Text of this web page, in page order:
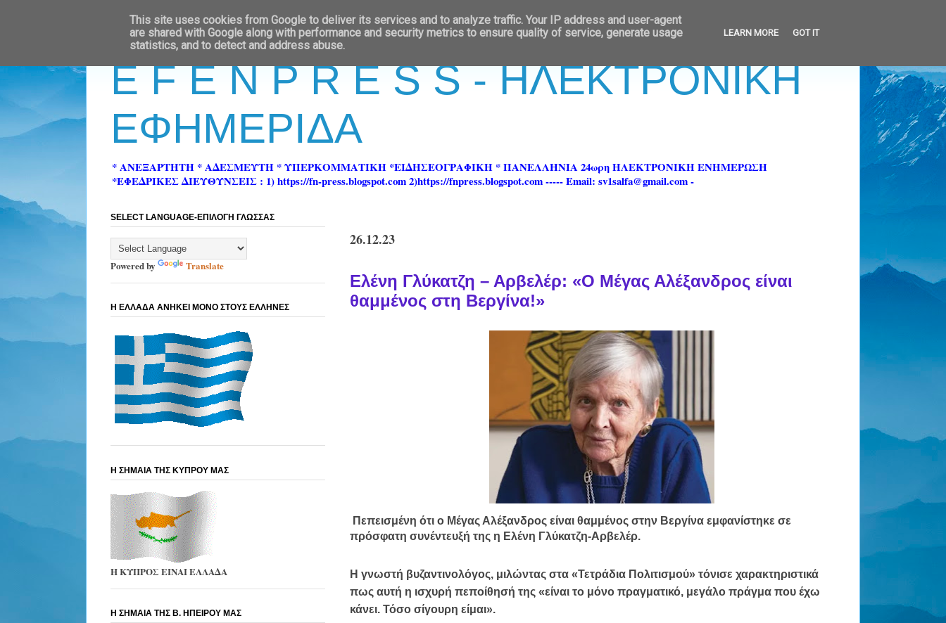
E F E N P R E S S - ΗΛΕΚΤΡΟΝΙΚΗ
ΕΦΗΜΕΡΙΔΑ
* ΑΝΕΞΑΡΤΗΤΗ * ΑΔΕΣΜΕΥΤΗ * ΥΠΕΡΚΟΜΜΑΤΙΚΗ *ΕΙΔΗΣΕΟΓΡΑΦΙΚΗ * ΠΑΝΕΛΛΗΝΙΑ 24ωρη ΗΛΕΚΤΡΟΝΙΚΗ ΕΝΗΜΕΡΩΣΗ
*ΕΦΕΔΡΙΚΕΣ ΔΙΕΥΘΥΝΣΕΙΣ : 1) https://fn-press.blogspot.com 2)https://fnpress.blogspot.com ----- Email: sv1salfa@gmail.com -
26.12.23
Ελένη Γλύκατζη – Αρβελέρ: «Ο Μέγας Αλέξανδρος είναι
θαμμένος στη Βεργίνα!»
Πεπεισμένη ότι ο Μέγας Αλέξανδρος είναι θαμμένος στην Βεργίνα εμφανίστηκε σε
πρόσφατη συνέντευξή της η Ελένη Γλύκατζη-Αρβελέρ.
Η γνωστή βυζαντινολόγος, μιλώντας στα «Τετράδια Πολιτισμού» τόνισε χαρακτηριστικά
πως αυτή η ισχυρή πεποίθησή της «είναι το μόνο πραγματικό, μεγάλο πράγμα που έχω
κάνει. Τόσο σίγουρη είμαι».
SELECT LANGUAGE-ΕΠΙΛΟΓΗ ΓΛΩΣΣΑΣ
Powered by Translate
Η ΕΛΛΑΔΑ ΑΝΗΚΕΙ ΜΟΝΟ ΣΤΟΥΣ ΕΛΛΗΝΕΣ
Η ΣΗΜΑΙΑ ΤΗΣ ΚΥΠΡΟΥ ΜΑΣ
Η ΚΥΠΡΟΣ ΕΙΝΑΙ ΕΛΛΑΔΑ
Η ΣΗΜΑΙΑ ΤΗΣ Β. ΗΠΕΙΡΟΥ ΜΑΣ
This site uses cookies from Google to deliver its services and to analyze traffic. Your IP address and user-agent
are shared with Google along with performance and security metrics to ensure quality of service, generate usage
statistics, and to detect and address abuse.
LEARN MORE GOT IT